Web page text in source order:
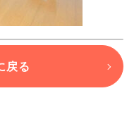
はこちら
戻る